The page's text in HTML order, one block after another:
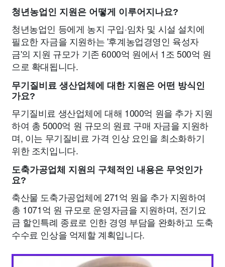
청년농업인 지원은 어떻게 이루어지나요?
청년농업인 등에게 농지 구입·임차 및 시설 설치에
필요한 자금을 지원하는 '후계농업경영인 육성자
금'의 지원 규모가 기존 6000억 원에서 1조 500억 원
으로 확대됩니다.
무기질비료 생산업체에 대한 지원은 어떤 방식인
가요?
무기질비료 생산업체에 대해 1000억 원을 추가 지원
하여 총 5000억 원 규모의 원료 구매 자금을 지원하
며, 이는 무기질비료 가격 인상 요인을 최소화하기
위한 조치입니다.
도축가공업체 지원의 구체적인 내용은 무엇인가
요?
축산물 도축가공업체에 271억 원을 추가 지원하여
총 1071억 원 규모로 운영자금을 지원하며, 전기요
금 할인특례 종료로 인한 경영 부담을 완화하고 도축
수수료 인상을 억제할 계획입니다.